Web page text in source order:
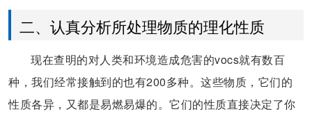
二、认真分析所处理物质的理化性质
现在查明的对人类和环境造成危害的vocs就有数百
种，我们经常接触到的也有200多种。这些物质，它们的
性质各异，又都是易燃易爆的。它们的性质直接决定了你